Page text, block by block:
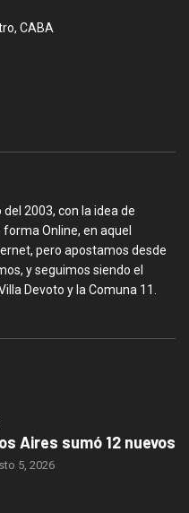
CABA
2003, con la idea de
Online, en aquel
pero apostamos desde
y seguimos siendo el
Devoto y la Comuna 11.
Aires sumó 12 nuevos
5, 2026